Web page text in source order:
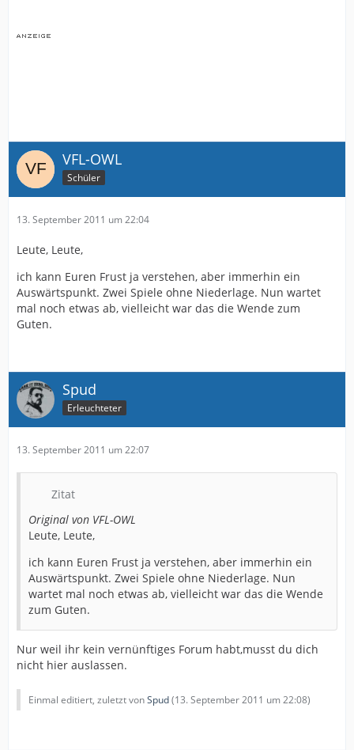
VFL-OWL
Schüler
13. September 2011 um 22:04
Leute, Leute,
ich kann Euren Frust ja verstehen, aber immerhin ein
Auswärtspunkt. Zwei Spiele ohne Niederlage. Nun wartet
mal noch etwas ab, vielleicht war das die Wende zum
Guten.
Spud
Erleuchteter
13. September 2011 um 22:07
Zitat
Original von VFL-OWL
Leute, Leute,
ich kann Euren Frust ja verstehen, aber immerhin ein
Auswärtspunkt. Zwei Spiele ohne Niederlage. Nun
wartet mal noch etwas ab, vielleicht war das die Wende
zum Guten.
Nur weil ihr kein vernünftiges Forum habt,musst du dich
nicht hier auslassen.
Einmal editiert, zuletzt vonSpud(13. September 2011 um 22:08)